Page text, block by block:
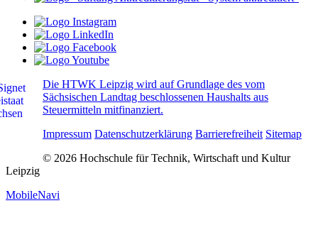
Die HTWK Leipzig wird auf Grundlage des vom
Sächsischen Landtag beschlossenen Haushalts aus
Steuermitteln mitfinanziert.
Impressum Datenschutzerklärung Barrierefreiheit Sitemap
© 2026 Hochschule für Technik, Wirtschaft und Kultur
Leipzig
MobileNavi